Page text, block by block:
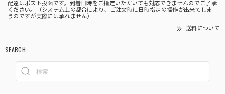
配達はポスト投函です。到着日時をご指定いただいても対応できませんのでご了承
ください。（システム上の都合により、ご注文時に日時指定の操作が出来てしま
うのですが実際には承れません）
送料について
SEARCH